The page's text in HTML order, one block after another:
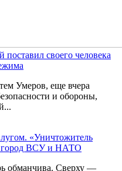
поставил своего человека
Умеров, еще вчера
и обороны,
«Уничтожитель
город ВСУ и НАТО
обманчива. Сверху —